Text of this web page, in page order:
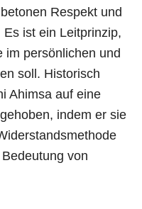
Respekt und
ist ein Leitprinzip,
im persönlichen und
soll. Historisch
Ahimsa auf eine
indem er sie
von